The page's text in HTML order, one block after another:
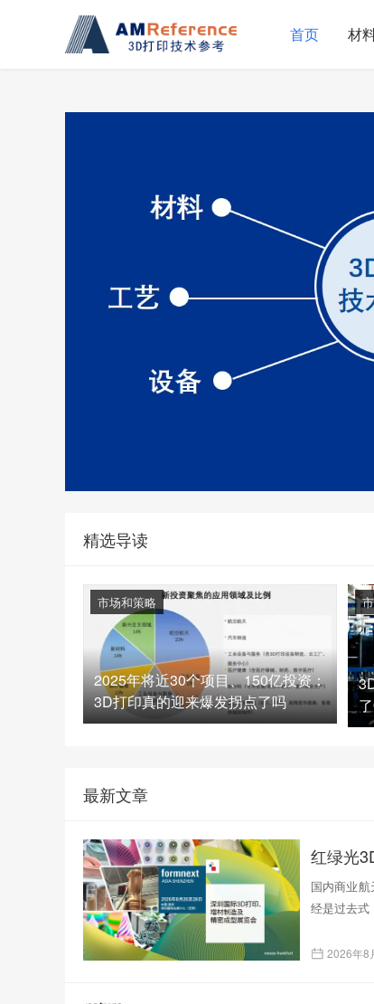
首页 材
精选导读
2025年将近30个项目、150亿投资：
3D打印真的迎来爆发拐点了吗
市场和策略
最新文章
红绿光
国内商业
经是过去
2026年8